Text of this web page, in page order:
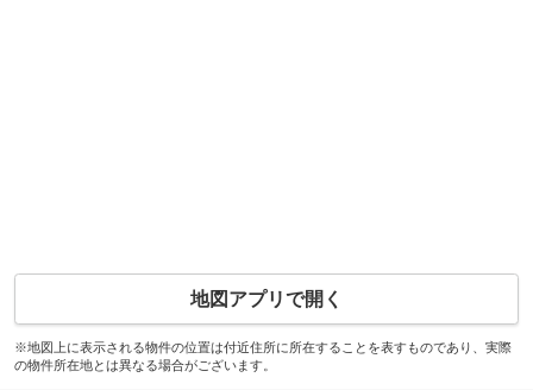
地図アプリで開く
※地図上に表示される物件の位置は付近住所に所在することを表すものであり、実際
の物件所在地とは異なる場合がございます。